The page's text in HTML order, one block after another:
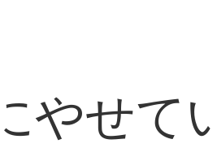
やせて